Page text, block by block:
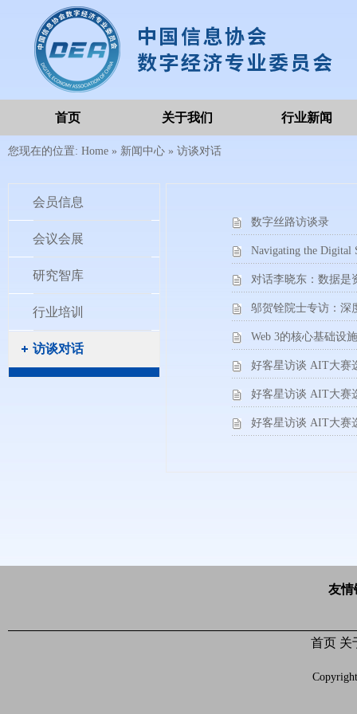
首页 关于我们 行业新闻
您现在的位置: Home » 新闻中心 » 访谈对话
会员信息
会议会展
研究智库
行业培训
访谈对话
数字丝路访谈录
Navigating the Digital
对话李晓东：数据是
邬贺铨院士专访：深
Web 3的核心基础设施
好客星访谈 AIT大赛
好客星访谈 AIT大赛
好客星访谈 AIT大赛
友情
首页 关